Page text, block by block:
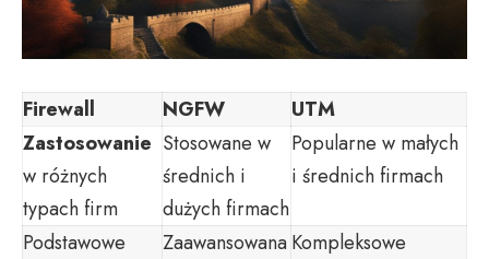
Firewall NGFW
UTM
Zastosowanie
w różnych
typach firm
Stosowane w
średnich i
dużych firmach
Popularne w małych
i średnich firmach
Podstawowe
ZaawansowanaKompleksowe